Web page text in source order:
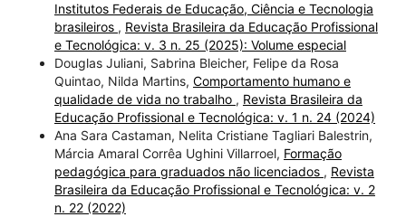
Institutos Federais de Educação, Ciência e Tecnologia
brasileiros , Revista Brasileira da Educação Profissional
e Tecnológica: v. 3 n. 25 (2025): Volume especial
Douglas Juliani, Sabrina Bleicher, Felipe da Rosa
Quintao, Nilda Martins, Comportamento humano e
qualidade de vida no trabalho , Revista Brasileira da
Educação Profissional e Tecnológica: v. 1 n. 24 (2024)
Ana Sara Castaman, Nelita Cristiane Tagliari Balestrin,
Márcia Amaral Corrêa Ughini Villarroel, Formação
pedagógica para graduados não licenciados , Revista
Brasileira da Educação Profissional e Tecnológica: v. 2
n. 22 (2022)